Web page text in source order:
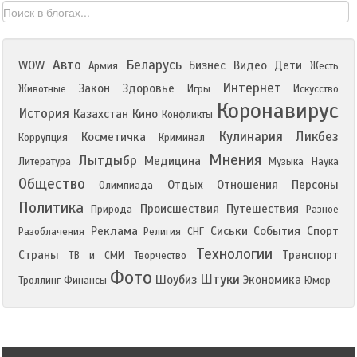
WOW Авто Армия Беларусь Бизнес Видео Дети
Жесть
Животные
Закон Здоровье Игры Интернет Искусство
История Казахстан Кино Конфликты Коронавирус
Коррупция Косметичка Криминал Кулинария Ликбез
Литература Лытдыбр Медицина Мнения Музыка Наука
Общество Олимпиада Отдых Отношения Персоны
Политика Природа Происшествия Путешествия
Разное
Разоблачения
Реклама Религия СНГ Сиськи События Спорт
Страны
ТВ и СМИ Творчество Технологии Транспорт
Троллинг Финансы Фото Шоубиз Штуки Экономика Юмор